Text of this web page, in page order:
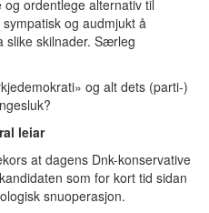
ordentlege alternativ til
og audmjukt å
slike skilnader. Særleg
og alt dets (parti-)
leiar
at dagens Dnk-konservative
som for kort tid sidan
snuoperasjon.